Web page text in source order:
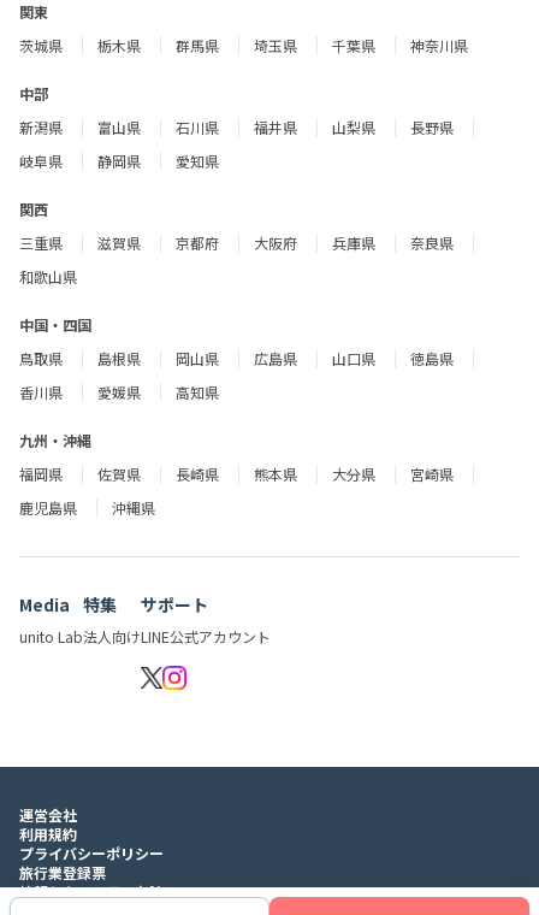
関東
茨城県
栃木県 群馬県 埼玉県 千葉県 神奈川県
中部
新潟県
富山県 石川県 福井県 山梨県
長野県
岐阜県
静岡県 愛知県
関西
三重県
滋賀県 京都府 大阪府 兵庫県
奈良県
和歌山県
中国・四国
鳥取県
島根県 岡山県 広島県 山口県
徳島県
香川県
愛媛県 高知県
九州・沖縄
福岡県
佐賀県 長崎県 熊本県 大分県
宮崎県
鹿児島県
沖縄県
Media
unito Lab
特集
法人向け
サポート
LINE公式アカウント
運営会社
利用規約
プライバシーポリシー
旅行業登録票
情報セキュリティ方針